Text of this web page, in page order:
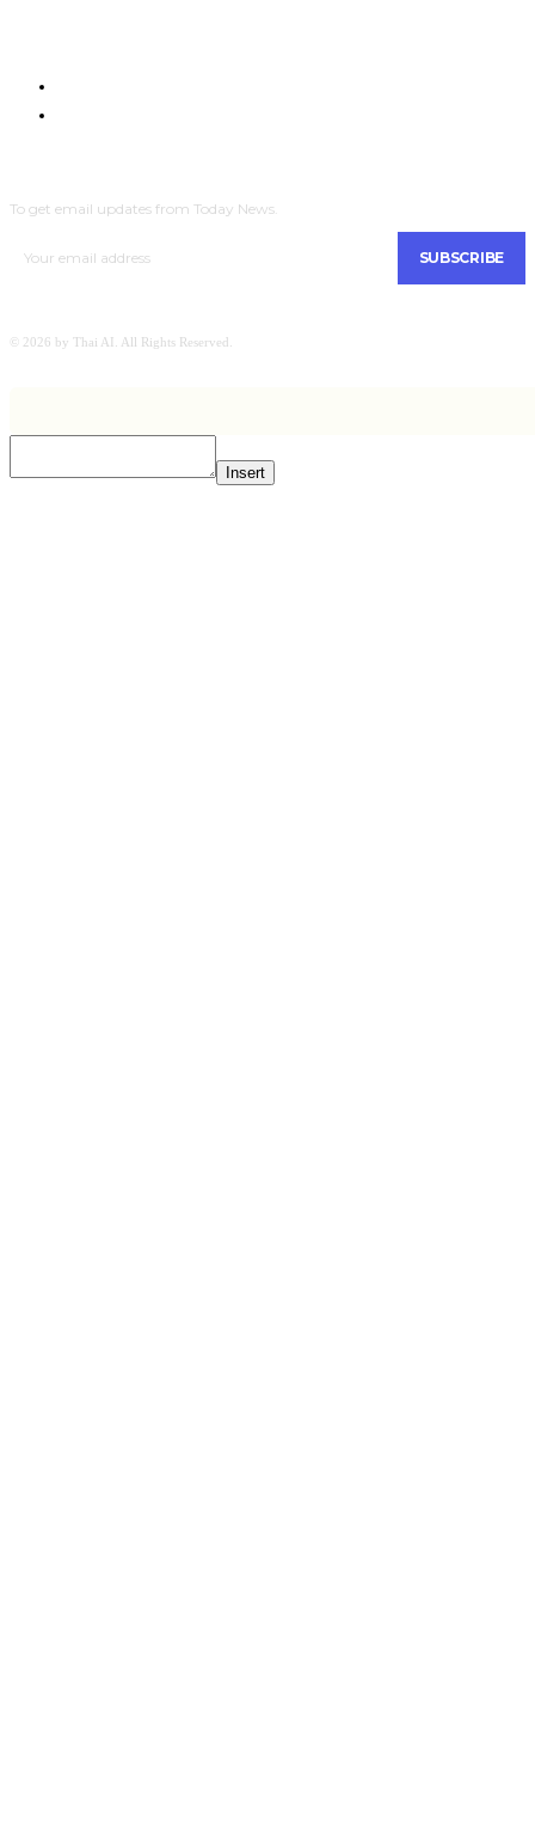
To get email updates from Today News.
SUBSCRIBE
© 2026 by Thai AI. All Rights Reserved.
Insert